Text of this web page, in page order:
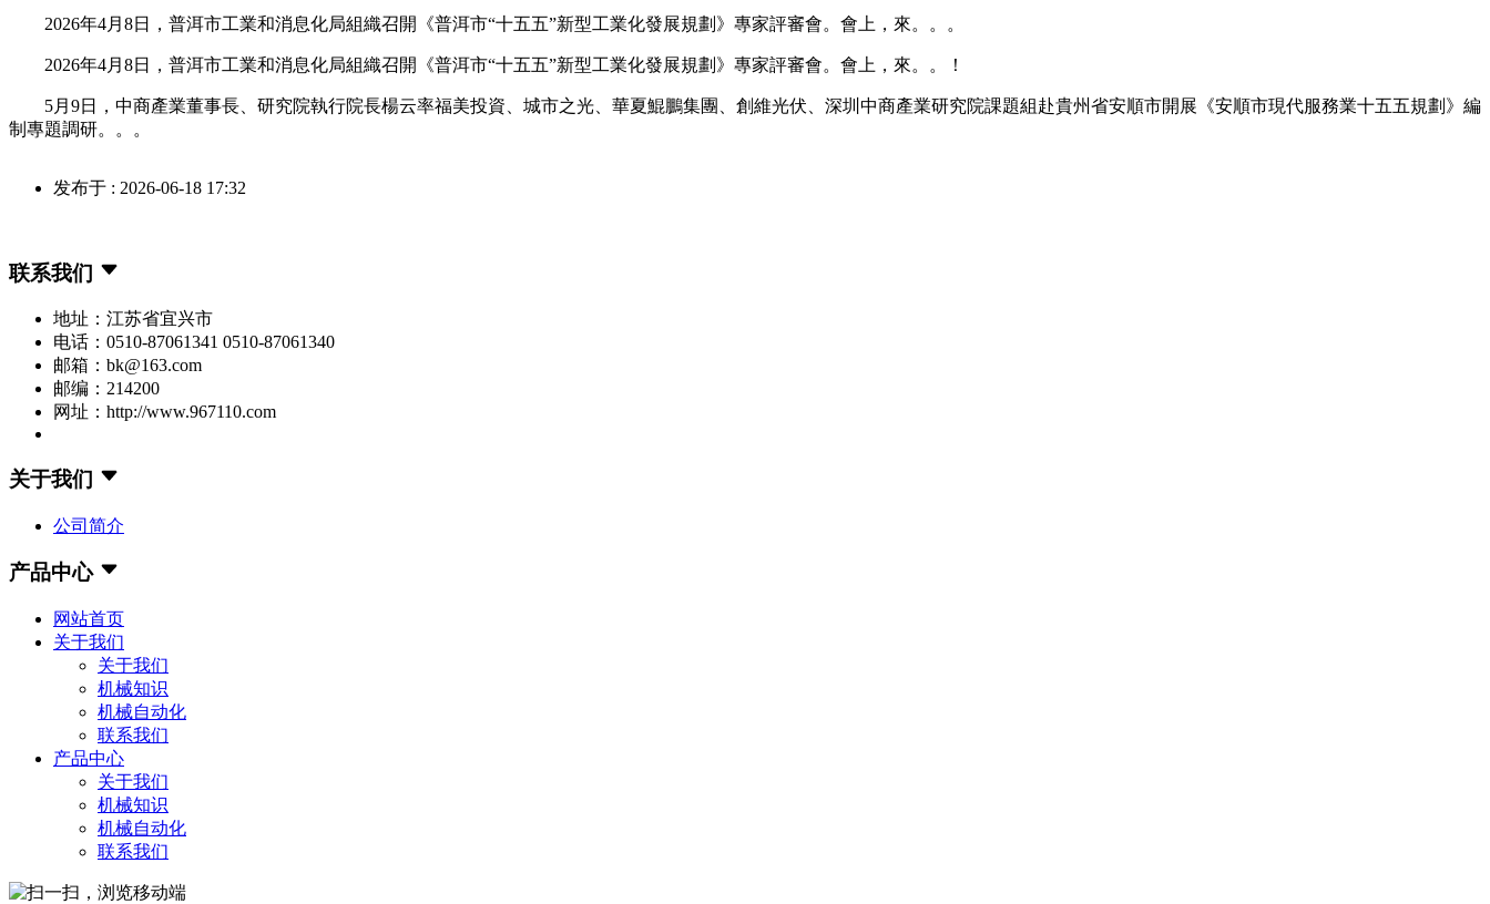
2026年4月8日，普洱市工業和消息化局組織召開《普洱市“十五五”新型工業化發展規劃》專家評審會。會上，來。。。
2026年4月8日，普洱市工業和消息化局組織召開《普洱市“十五五”新型工業化發展規劃》專家評審會。會上，來。。！
5月9日，中商產業董事長、研究院執行院長楊云率福美投資、城市之光、華夏鯤鵬集團、創維光伏、深圳中商產業研究院課題組赴貴州省安順市開展《安順市現代服務業十五五規劃》編
制專題調研。。。
发布于 : 2026-06-18 17:32
联系我们
地址：江苏省宜兴市
电话：0510-87061341 0510-87061340
邮箱：bk@163.com
邮编：214200
网址：http://www.967110.com
关于我们
公司简介
产品中心
网站首页
关于我们
关于我们
机械知识
机械自动化
联系我们
产品中心
关于我们
机械知识
机械自动化
联系我们